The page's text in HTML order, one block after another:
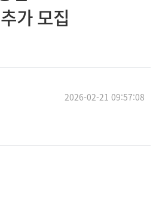
가 모집
2026-02-21 09:57:08